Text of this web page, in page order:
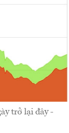
trở lại đây -